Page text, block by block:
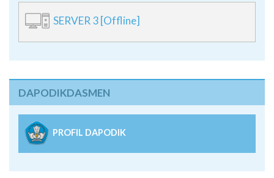
SERVER 3 [Offline]
DAPODIKDASMEN
PROFIL DAPODIK